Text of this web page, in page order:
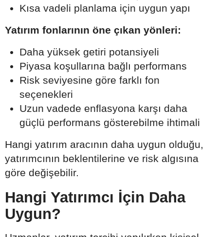
Kısa vadeli planlama için uygun yapı
Yatırım fonlarının öne çıkan yönleri:
Daha yüksek getiri potansiyeli
Piyasa koşullarına bağlı performans
Risk seviyesine göre farklı fon
seçenekleri
Uzun vadede enflasyona karşı daha
güçlü performans gösterebilme ihtimali
Hangi yatırım aracının daha uygun olduğu,
yatırımcının beklentilerine ve risk algısına
göre değişebilir.
Hangi Yatırımcı İçin Daha
Uygun?